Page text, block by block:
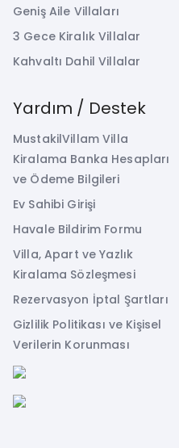
Geniş Aile Villaları
3 Gece Kiralık Villalar
Kahvaltı Dahil Villalar
Yardım / Destek
MustakilVillam Villa
Kiralama Banka Hesapları
ve Ödeme Bilgileri
Ev Sahibi Girişi
Havale Bildirim Formu
Villa, Apart ve Yazlık
Kiralama Sözleşmesi
Rezervasyon İptal Şartları
Gizlilik Politikası ve Kişisel
Verilerin Korunması